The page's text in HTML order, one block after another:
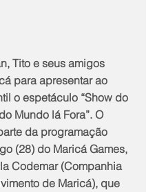
Tito e seus amigos
para apresentar ao
o espetáculo “Show do
Mundo lá Fora”. O
da programação
(28) do Maricá Games,
Codemar (Companhia
de Maricá), que